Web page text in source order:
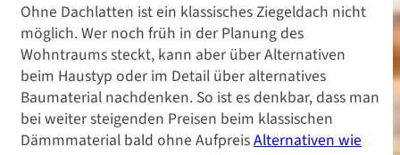
Ohne Dachlatten ist ein klassisches Ziegeldach nicht
möglich. Wer noch früh in der Planung des
Wohntraums steckt, kann aber über Alternativen
beim Haustyp oder im Detail über alternatives
Baumaterial nachdenken. So ist es denkbar, dass man
bei weiter steigenden Preisen beim klassischen
Dämmmaterial bald ohne AufpreisAlternativen wie